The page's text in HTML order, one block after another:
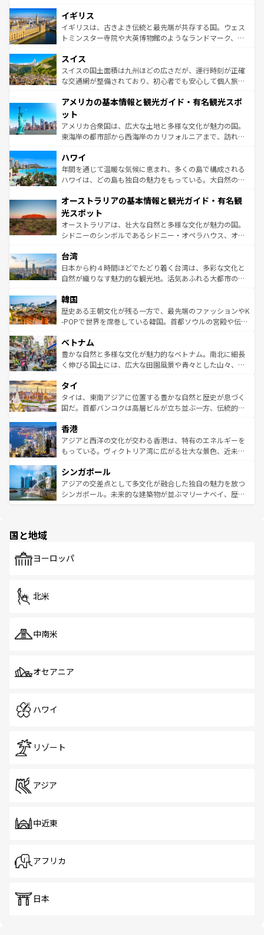
香り高いラベンダー畑など、多彩な楽しみ方が可能だ。さ
らに、パリ以外の地域にも魅力が溢れており、どの街角に
も豊かな歴史と文化が息づいている。パリ以外の個性あふ
を参照してほしい。
顔を持つこの国は、どこを歩いても飽きることがない。ベ
ルリンの文化的活気、バイエルン州のアルプスの絶景、そ
してライン川沿いのワイン畑といった風景は必見。ビール
は、お酒好きな人にはぜひ体験してほしい。 なお、新着の
ドイツ情報はコンテンツ一覧を参照してほしい。
イギリス
イギリスは、古きよき伝統と最先端が共存する国。ウェス
トミンスター寺院や大英博物館のようなランドマーク、歴
リアごとに異なる魅力がある。また、優雅なアフタヌーン
ティー、ビール好きにはたまらない英国パブ、サッカー観
戦など、本場だからこそできる体験も豊富。イギリスを旅
ンツ一覧を参照してほしい。
スイス
スイスの国土面積は九州ほどの広さだが、運行時刻が正確
な交通網が整備されており、初心者でも安心して個人旅行
の建物がそのまま残る町や、スイスならではのユニークな
博物館もあり、アルプス観光だけでなく町歩きも満喫する
ことができる。国民の所得が高いため物価も高いが、旅行
者向けの交通パス提供のサービスもあり、うまく活用すれ
着のスイス情報は
アメリカの基本情報と観光ガイド・有名観光スポ
ット
アメリカ合衆国は、広大な土地と多様な文化が魅力の国。
東海岸の都市部から西海岸のカリフォルニアまで、訪れる
のような巨大都市は、観光、ショッピング、エンターテイ
ンメントが詰まった刺激的なスポットだ。一方、アメリカ
西部には大自然が広がり、グランドキャニオンやイエロー
部のニューオーリンズでは、音楽と美食が融合した独特の
文化が魅力。旅行者はアメリカの各地域で異なる魅力を楽
しみながら、その多様性と豊かな歴史を感じることができ
るだろう。車でのロードトリップや列車の旅も、アメリカ
情報は
ハワイ
年間を通じて温暖な気候に恵まれ、多くの島で構成される
ハワイは、どの島も独自の魅力をもっている。大自然の神
ワイ島は見逃せない。また、定番の観光地といえばオアフ
島だが、静かな自然を求めるならマウイ島やカウアイ島が
おすすめ。エメラルドグリーンに輝く海をはじめ、豊かな
文化や歴史が息づいている。「アロハスピリット」と呼ば
人々、おいしいローカルフードやハワイアンミュージッ
ク、伝統的なフラダンスなど、すべてがハワイの魅力を彩
っている。訪れるたびに新しい発見と感動が待っているハ
はコンテンツ一覧
オーストラリアの基本情報と観光ガイド・有名観
光スポット
オーストラリアは、壮大な自然と多様な文化が魅力の国。
シドニーのシンボルであるシドニー・オペラハウス、オー
リアリーフや大陸中央部にそびえるウルル（エアーズロッ
ク）、タスマニアの美しい原生林やケアンズの熱帯雨林な
ど、見どころがたくさん。また、カフェやワイン、オージ
いる。アクティビティも充実しており、サーフィンやダイ
ビング、ハイキングなど、アウトドア好きにはたまらな
い。オーストラリアの多彩な魅力を存分に味わいつくそ
参照してほしい。
台湾
日本から約４時間ほどでたどり着く台湾は、多彩な文化と
自然が織りなす魅力的な観光地。活気あふれる大都市の台
ン）、静ひつな山岳地帯である台湾東部など、都市の喧騒
と山間の静けさが共存しており、訪れる人に新しい発見と
驚きをもたらしてくれる。また、奥深い台湾の食文化も魅
容にもいいと評判のスイーツなど、バラエティ豊かな料理
が味わえる。 なお、新着の台湾情報は コンテンツ一覧を参
照してほしい。
韓国
歴史ある王朝文化が残る一方で、最先端のファッションやK
-POPで世界を席巻している韓国。首都ソウルの宮殿や伝統
き、地方に足を延ばせば四季折々の自然美を楽しむことが
できる。そして、キムチや焼肉、絶品のストリートフード
まで、さまざまな韓国料理が待っている。夜には、韓国な
リティに包まれながら、韓国の多彩な魅力を心ゆくまで味
わってみてほしい。 なお、新着の韓国情報はコンテンツ一
覧を参照してほしい。
ベトナム
豊かな自然と多様な文化が魅力的なベトナム。南北に細長
く伸びる国土には、広大な田園風景や青々とした山々、世
急速な発展と共に伝統が息づく。ハノイの古い町並みやホ
ーチミン市のフランス統治時代の建物も、独特の雰囲気を
醸し出している。また、バラエティの豊かさとおいしさで
とつ。フォーやバインミー、ベトナムコーヒーなどは、ぜ
ひ現地で味わいたい。どの地域を訪れてもあたたかい人々
が旅行者を迎えてくれるので、きっと忘れられない旅にな
参照してほしい。
タイ
タイは、東南アジアに位置する豊かな自然と歴史が息づく
国だ。首都バンコクは高層ビルが立ち並ぶ一方、伝統的な
の活気が交差している。北部ではチェンマイなどの山岳地
帯で自然と触れ合い、南部ではプーケットやクラビの美し
いビーチでリゾート気分を楽しむことができる。タイ料理
激する。気候は一年中温暖で、どの季節にも異なる楽しみ
が待っている。親しみやすいタイの人々、仏教を中心とし
た文化、そして多様な観光資源が、訪れる旅人を魅了し続
香港
アジアと西洋の文化が交わる香港は、特有のエネルギーを
もっている。ヴィクトリア湾に広がる壮大な景色、近未来
み、どこを訪れても感動するはず。観光スポットが密集し
ており、効率よく見どころを回れるのも魅力。息をのむよ
うな絶景から文化的な体験まで、香港を存分に楽しみ尽く
シンガポール
アジアの交差点として多文化が融合した独自の魅力を放つ
シンガポール。未来的な建築物が並ぶマリーナベイ、歴史
で、ホーカーズは地元の風情を楽しめる外せないスポット
国と地域
ヨーロッパ
北米
中南米
オセアニア
ハワイ
リゾート
アジア
中近東
アフリカ
日本